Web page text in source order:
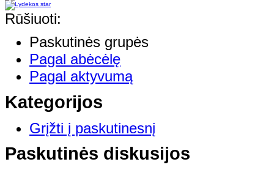
star
Rūšiuoti:
Paskutinės grupės
Pagal abėcėlę
Pagal aktyvumą
Kategorijos
Grįžti į paskutinesnį
Paskutinės diskusijos